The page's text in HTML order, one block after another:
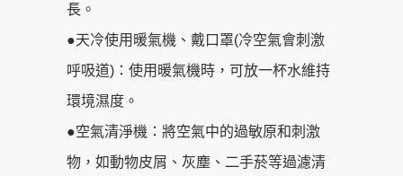
長。
●天冷使用暖氣機、戴口罩(冷空氣會刺激
呼吸道)：使用暖氣機時，可放一杯水維持
環境濕度。
●空氣清淨機：將空氣中的過敏原和刺激
物，如動物皮屑、灰塵、二手菸等過濾清